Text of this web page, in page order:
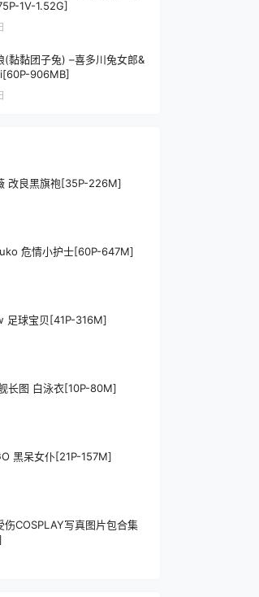
1V-1.52G]
(黏黏团子兔) –喜多川兔女郎&
906MB]
Neko-薇薇 改良黑旗袍[35P-226M]
沫 &Yuko 危情小护士[60P-647M]
miko酱ww 足球宝贝[41P-316M]
子宝宝 舰长图 白泳衣[10P-80M]
碳 FGO 黑呆女仆[21P-157M]
伤COSPLAY写真图片包合集